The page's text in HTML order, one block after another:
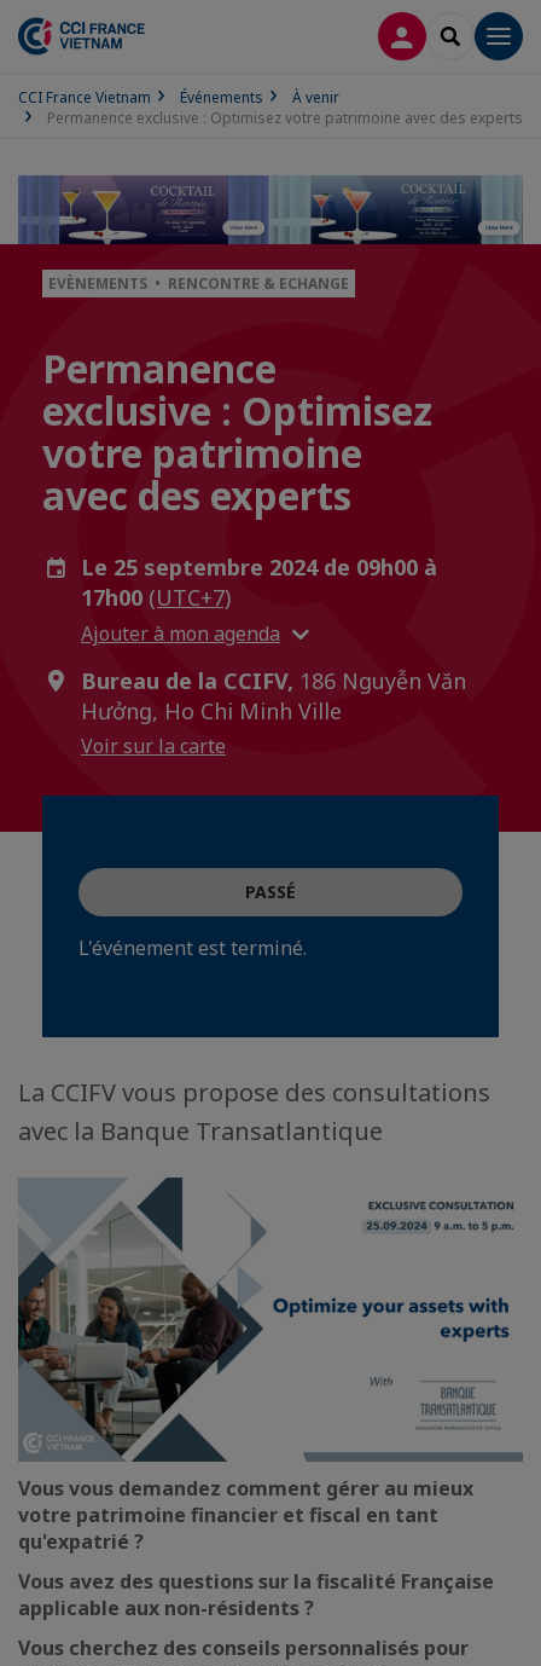
CONNEXION
CCI France Vietnam Événements
À venir
Permanence exclusive : Optimisez votre patrimoine avec des experts
EVÈNEMENTS • RENCONTRE & ECHANGE
Permanence
exclusive : Optimisez
votre patrimoine
avec des experts
Le 25 septembre 2024 de 09h00 à
17h00 (UTC+7)
Ajouter à mon agenda
Bureau de la CCIFV, 186 Nguyễn Văn
Hưởng, Ho Chi Minh Ville
Voir sur la carte
PASSÉ
L'événement est terminé.
La CCIFV vous propose des consultations
avec la Banque Transatlantique
Vous vous demandez comment gérer au mieux
votre patrimoine financier et fiscal en tant
qu'expatrié ?
Vous avez des questions sur la fiscalité Française
applicable aux non-résidents ?
Vous cherchez des conseils personnalisés pour